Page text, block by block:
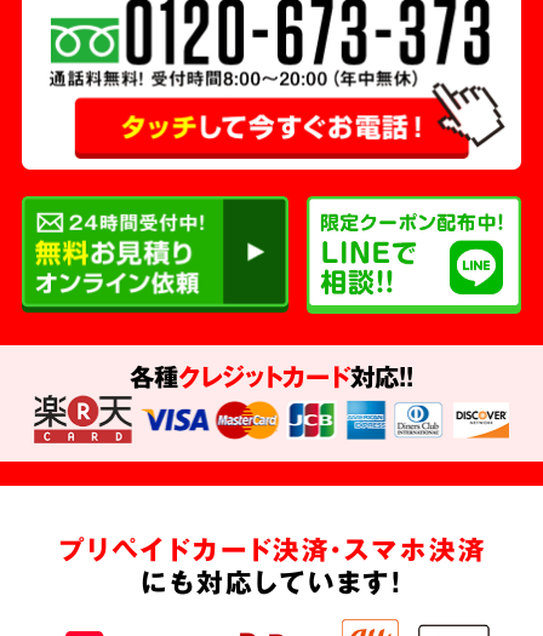
各種クレジットカード対応!!
プリペイドカード決済・スマホ決済
にも対応しています!